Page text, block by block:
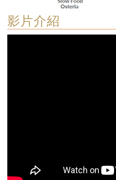
影片介紹